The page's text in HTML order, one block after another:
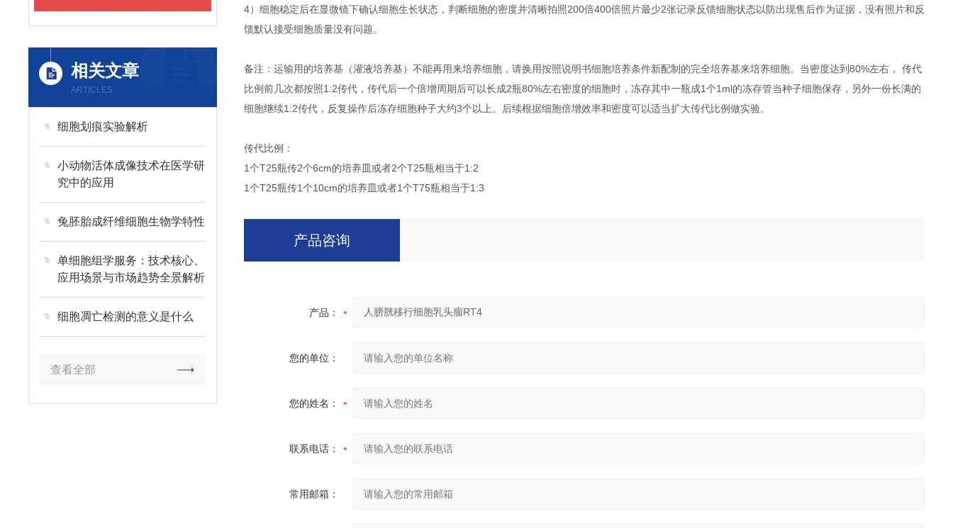
相关文章
ARTICLES
细胞划痕实验解析
小动物活体成像技术在医学研
究中的应用
兔胚胎成纤维细胞生物学特性
单细胞组学服务：技术核心、
应用场景与市场趋势全景解析
细胞凋亡检测的意义是什么
查看全部
4）细胞稳定后在显微镜下确认细胞生长状态，判断细胞的密度并清晰拍照200倍400倍照片最少2张记录反馈细胞状态以防出现售后作为证据，没有照片和反
馈默认接受细胞质量没有问题。
备注：运输用的培养基（灌液培养基）不能再用来培养细胞，请换用按照说明书细胞培养条件新配制的完全培养基来培养细胞。当密度达到80%左右， 传代
比例前几次都按照1:2传代，传代后一个倍增周期后可以长成2瓶80%左右密度的细胞时，冻存其中一瓶成1个1ml的冻存管当种子细胞保存，另外一份长满的
细胞继续1:2传代，反复操作后冻存细胞种子大约3个以上。后续根据细胞倍增效率和密度可以适当扩大传代比例做实验。
传代比例：
1个T25瓶传2个6cm的培养皿或者2个T25瓶相当于1:2
1个T25瓶传1个10cm的培养皿或者1个T75瓶相当于1:3
产品咨询
产品：
您的单位：
您的姓名：
联系电话：
常用邮箱：